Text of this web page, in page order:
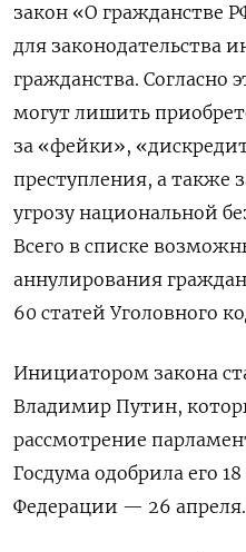
закон «О гражданстве
для законодательства
гражданства. Согласно
могут лишить
за «фейки»,
преступления, а также
угрозу национальной
Всего в списке
аннулирования
60 статей Уголовного
Инициатором закона
Владимир Путин,
рассмотрение
Госдума одобрила его
Федерации — 26 апреля.